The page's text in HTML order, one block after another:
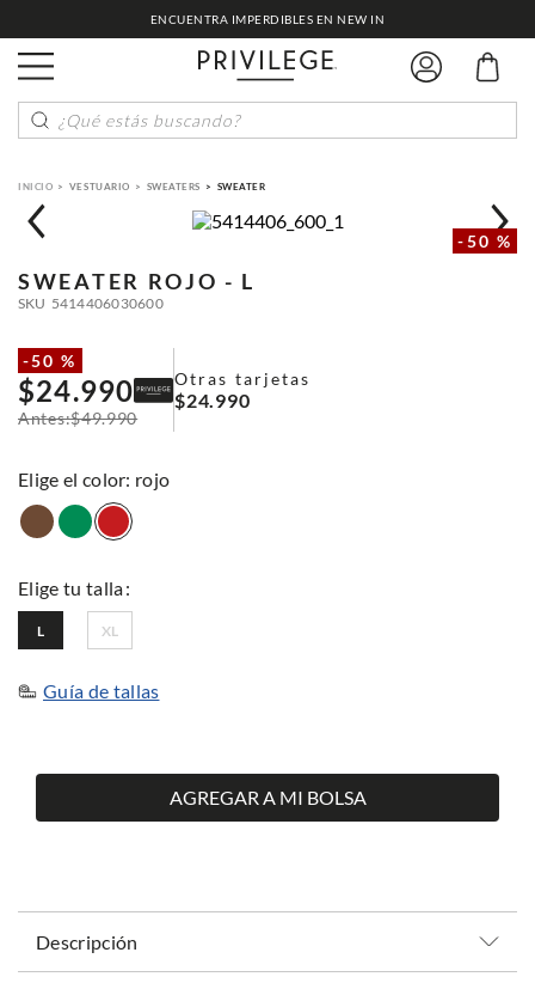
ENCUENTRA IMPERDIBLES EN NEW IN
¿Qué estás buscando?
VESTUARIO SWEATERS SWEATER
-50 %
SWEATER ROJO - L
SKU 5414406030600
-50 %
$24.990
$49.990
Otras tarjetas
$24.990
: rojo
L XL
Guía de tallas
AGREGAR A MI BOLSA
Descripción